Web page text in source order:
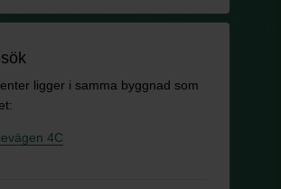
ligger i samma byggnad som
4C